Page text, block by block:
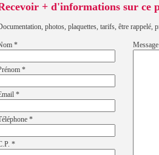
+ d'informations sur ce
photos, plaquettes, tarifs, être rappelé,
*
*
*
*
*
Message